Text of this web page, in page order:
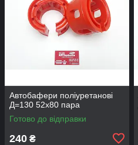
Автобафери поліуретанові
Д=130 52x80 пара
Готово до відправки
240 ₴